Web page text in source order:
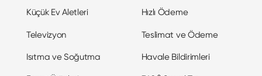
Küçük Ev Aletleri
Televizyon
Isıtma ve Soğutma
Hızlı Ödeme
Teslimat ve Ödeme
Havale Bildirimleri